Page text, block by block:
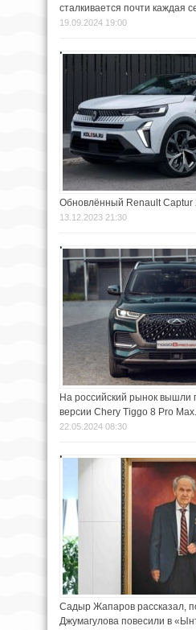
сталкивается почти каждая
19.09.2024 19:00
Обновлённый Renault Captur
13.12.2023 21:30
На российский рынок вышли
версии Chery Tiggo 8 Pro
22.05.2024 08:30
Садыр Жапаров рассказал,
Джумагулова повесили в